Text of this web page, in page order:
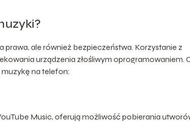
ale również bezpieczeństwa. Korzystanie z
urządzenia złośliwym oprogramowaniem.
na telefon:
Music, oferują możliwość pobierania